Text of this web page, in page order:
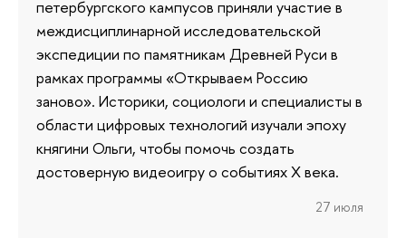
петербургского кампусов приняли участие в
междисциплинарной исследовательской
экспедиции по памятникам Древней Руси в
рамках программы «Открываем Россию
заново». Историки, социологи и специалисты в
области цифровых технологий изучали эпоху
княгини Ольги, чтобы помочь создать
достоверную видеоигру о событиях X века.
27 июля